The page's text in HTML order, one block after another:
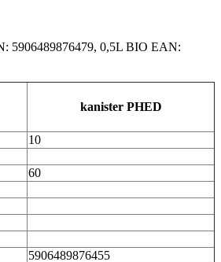
5906489876479, 0,5L BIO EAN:
kanister PHED
10
60
5906489876455